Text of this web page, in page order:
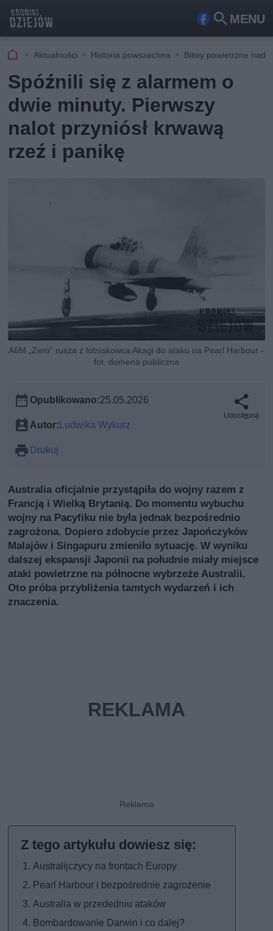
MENU
Fa
ook
Szu
kaj
Aktualności Historia powszechna Bitwy powietrzne nad
Spóźnili się z alarmem o
dwie minuty. Pierwszy
nalot przyniósł krwawą
rzeź i panikę
A6M „Zero” rusza z lotniskowca Akagi do ataku na Pearl Harbour -
fot. domena publiczna
Opublikowano:25.05.2026
Autor:Ludwika Wykurz
Drukuj
Udostępnij
Australia oficjalnie przystąpiła do wojny razem z
Francją i Wielką Brytanią. Do momentu wybuchu
wojny na Pacyfiku nie była jednak bezpośrednio
zagrożona. Dopiero zdobycie przez Japończyków
Malajów i Singapuru zmieniło sytuację. W wyniku
dalszej ekspansji Japonii na południe miały miejsce
ataki powietrzne na północne wybrzeże Australii.
Oto próba przybliżenia tamtych wydarzeń i ich
znaczenia.
Australijczycy na frontach Europy
Pearl Harbour i bezpośrednie zagrożenie
Australia w przededniu ataków
Bombardowanie Darwin i co dalej?